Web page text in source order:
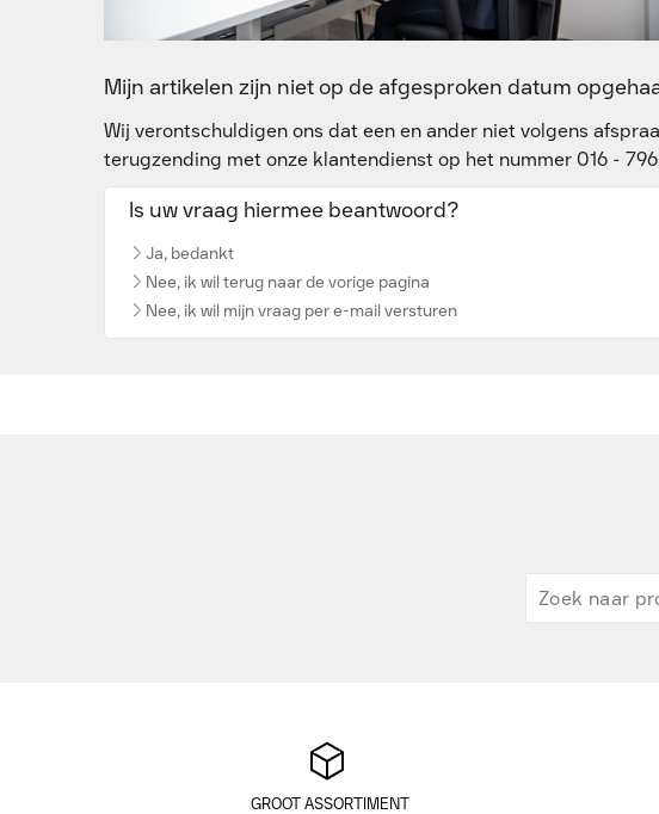
Mijn artikelen zijn niet op de afgesproken datum
Wij verontschuldigen ons dat een en ander niet volgens
terugzending met onze klantendienst op het nummer 016 - 796
Is uw vraag hiermee beantwoord?
Ja, bedankt
Nee, ik wil terug naar de vorige pagina
Nee, ik wil mijn vraag per e-mail versturen
GROOT ASSORTIMENT